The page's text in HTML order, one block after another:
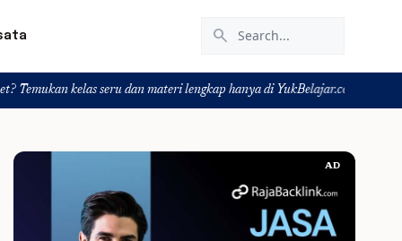
search
seru dan materi lengkap hanya di YukBelajar.com. Mulai langkah
AD